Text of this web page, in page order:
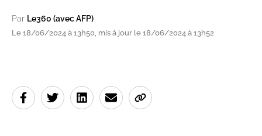
Par Le360 (avec AFP)
Le 18/06/2024 à 13h50, mis à jour le 18/06/2024 à 13h52